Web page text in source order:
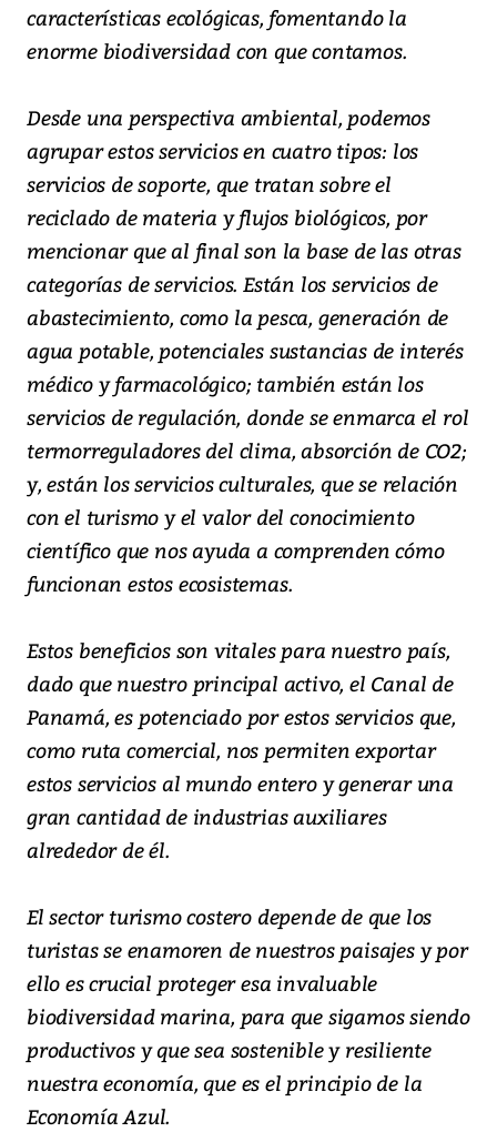
características ecológicas, fomentando la
enorme biodiversidad con que contamos.
Desde una perspectiva ambiental, podemos
agrupar estos servicios en cuatro tipos: los
servicios de soporte, que tratan sobre el
reciclado de materia y flujos biológicos, por
mencionar que al final son la base de las otras
categorías de servicios. Están los servicios de
abastecimiento, como la pesca, generación de
agua potable, potenciales sustancias de interés
médico y farmacológico; también están los
servicios de regulación, donde se enmarca el rol
termorreguladores del clima, absorción de CO2;
y, están los servicios culturales, que se relación
con el turismo y el valor del conocimiento
científico que nos ayuda a comprenden cómo
funcionan estos ecosistemas.
Estos beneficios son vitales para nuestro país,
dado que nuestro principal activo, el Canal de
Panamá, es potenciado por estos servicios que,
como ruta comercial, nos permiten exportar
estos servicios al mundo entero y generar una
gran cantidad de industrias auxiliares
alrededor de él.
El sector turismo costero depende de que los
turistas se enamoren de nuestros paisajes y por
ello es crucial proteger esa invaluable
biodiversidad marina, para que sigamos siendo
productivos y que sea sostenible y resiliente
nuestra economía, que es el principio de la
Economía Azul.